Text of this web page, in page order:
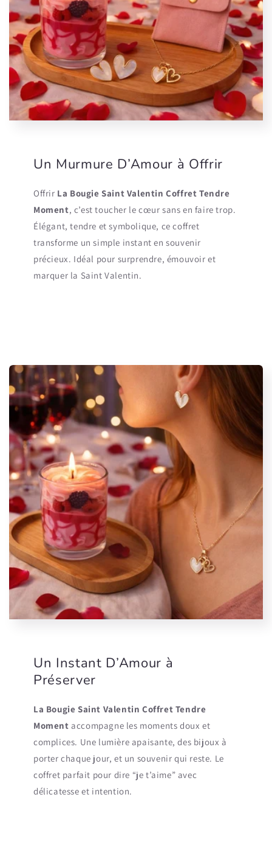
Un Murmure D’Amour à Offrir
Offrir La Bougie Saint Valentin Coffret Tendre
Moment, c’est toucher le cœur sans en faire trop.
Élégant, tendre et symbolique, ce coffret
transforme un simple instant en souvenir
précieux. Idéal pour surprendre, émouvoir et
marquer la Saint Valentin.
Un Instant D’Amour à
Préserver
La Bougie Saint Valentin Coffret Tendre
Moment accompagne les moments doux et
complices. Une lumière apaisante, des bijoux à
porter chaque jour, et un souvenir qui reste. Le
coffret parfait pour dire “je t’aime” avec
délicatesse et intention.